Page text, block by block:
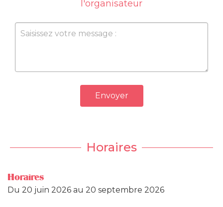
l'organisateur
Envoyer
Horaires
Horaires
Du 20 juin 2026 au 20 septembre 2026